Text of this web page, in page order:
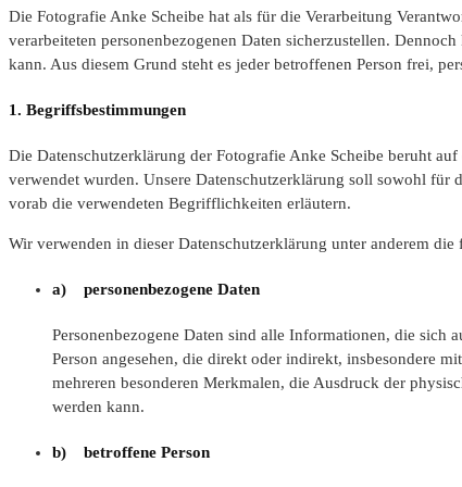
Die Fotografie Anke Scheibe hat als für die Verarbeitung
verarbeiteten personenbezogenen Daten sicherzustellen.
kann. Aus diesem Grund steht es jeder betroffenen Person frei,
1. Begriffsbestimmungen
Die Datenschutzerklärung der Fotografie Anke Scheibe beruht
verwendet wurden. Unsere Datenschutzerklärung soll sowohl
vorab die verwendeten Begrifflichkeiten erläutern.
Wir verwenden in dieser Datenschutzerklärung unter anderem
a) personenbezogene Daten
Personenbezogene Daten sind alle Informationen, die
Person angesehen, die direkt oder indirekt, insbesondere
mehreren besonderen Merkmalen, die Ausdruck der
werden kann.
b) betroffene Person